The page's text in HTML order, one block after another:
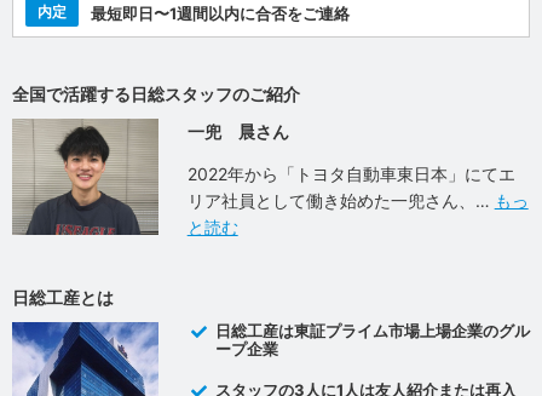
内定 最短即日〜1週間以内に合否をご連絡
全国で活躍する日総スタッフのご紹介
一兜 晨さん
2022年から「トヨタ自動車東日本」にてエ
リア社員として働き始めた一兜さん、
もっ
と読む
日総工産とは
日総工産は東証プライム市場上場企業のグル
ープ企業
スタッフの3人に1人は友人紹介または再入